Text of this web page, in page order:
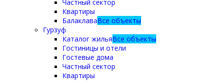
Частный сектор
Квартиры
БалаклаваВсе объекты
Гурзуф
Каталог жильяВсе объекты
Гостиницы и отели
Гостевые дома
Частный сектор
Квартиры